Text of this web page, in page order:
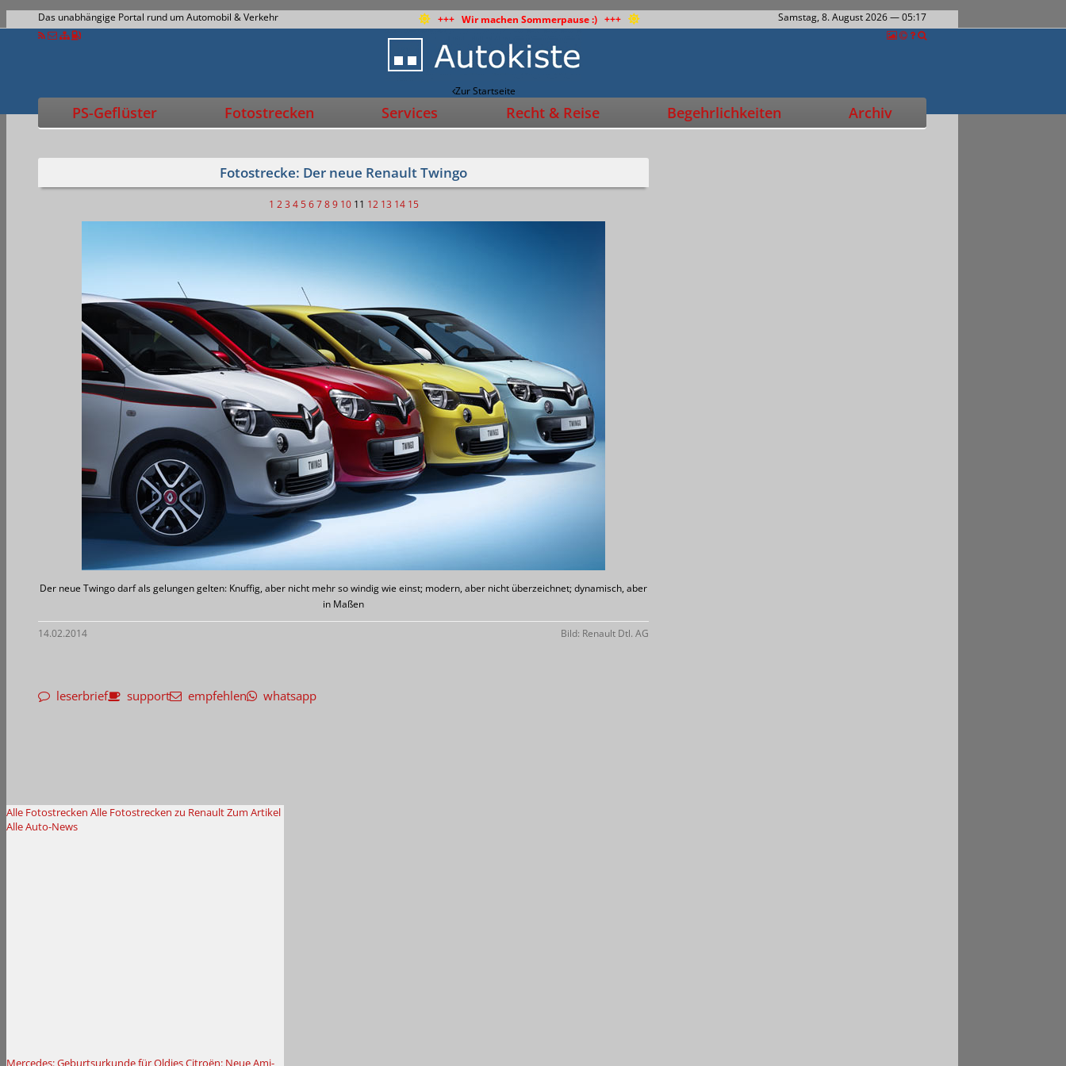
Das unabhängige Portal rund um Automobil & Verkehr +++ Wir machen Sommerpause :) +++ Samstag, 8. August 2026— 05:17
Zur Startseite
PS-Geflüster Fotostrecken Services Recht & Reise Begehrlichkeiten Archiv
Fotostrecke: Der neue Renault Twingo
1 2 3 4 5 6 7 8 9 10 11 12 13 14 15
Der neue Twingo darf als gelungen gelten: Knuffig, aber nicht mehr so windig wie einst; modern, aber nicht überzeichnet; dynamisch, aber
in Maßen
14.02.2014 Bild: Renault Dtl. AG
leserbrief support empfehlen whatsapp
Alle Fotostrecken Alle Fotostrecken zu RenaultZum Artikel
Alle Auto-News
Mercedes: Geburtsurkunde für OldiesCitroën: Neue Ami-